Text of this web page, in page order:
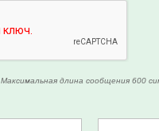
Максимальная длина сообщения 600